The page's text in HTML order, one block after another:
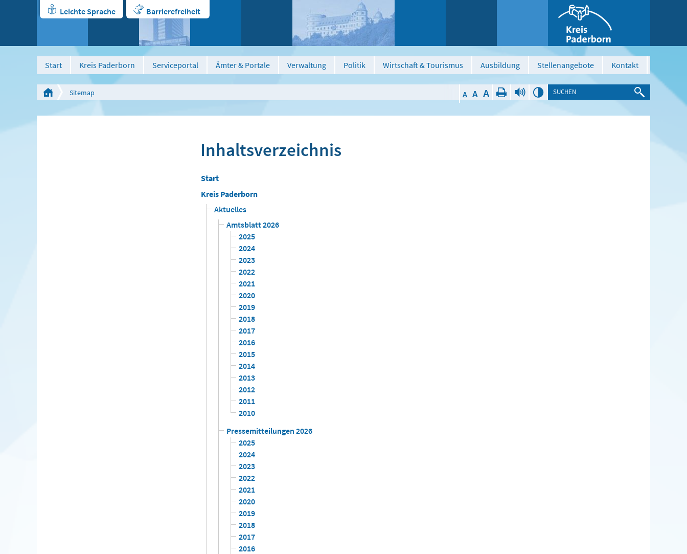
Leichte Sprache Barrierefreiheit
Start Kreis Paderborn Serviceportal Ämter & Portale Verwaltung Politik Wirtschaft & Tourismus Ausbildung Stellenangebote Kontakt
Kontrast veraendern A A A
Sitemap
Inhaltsverzeichnis
Start
Kreis Paderborn
Aktuelles
Amtsblatt 2026
2025
2024
2023
2022
2021
2020
2019
2018
2017
2016
2015
2014
2013
2012
2011
2010
Pressemitteilungen 2026
2025
2024
2023
2022
2021
2020
2019
2018
2017
2016